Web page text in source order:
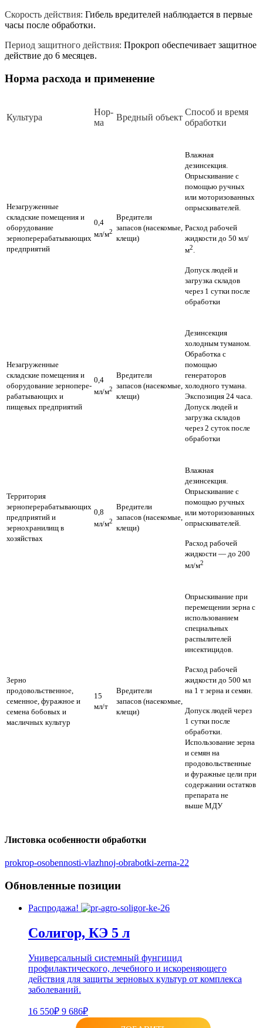
Скорость действия: Гибель вредителей наблюдается в первые
часы после обработки.
Период защитного действия: Прокроп обеспечивает защитное
действие до 6 месяцев.
Норма расхода и применение
Куль­ту­ра
Нор­
ма
Вред­ный объ­ект
Спо­соб и вре­мя
об­ра­бот­ки
Незагруженные
складские помещения и
оборудование
зерноперерабатывающих
предприятий
0,4
мл/м2
Вредители
запасов (насекомые,
клещи)
Влажная
дезинсекция.
Опрыскивание с
помощью ручных
или моторизованных
опрыскивателей.
Расход рабочей
жидкости до 50 мл/
м2
Допуск людей и
загрузка складов
через 1 сутки после
обработки
Незагруженные
складские помещения и
оборудование зернопере-
рабатывающих и
пищевых предприятий
0,4
мл/м2
Вредители
запасов (насекомые,
клещи)
Дезинсекция
холодным туманом.
Обработка с
помощью
генераторов
холодного тумана.
Экспозиция 24 часа.
Допуск людей и
загрузка складов
через 2 суток после
обработки
Территория
зерноперерабатывающих
предприятий и
зернохранилищ в
хозяйствах
0,8
мл/м2
Вредители
запасов (насекомые,
клещи)
Влажная
дезинсекция.
Опрыскивание с
помощью ручных
или моторизованных
опрыскивателей.
Расход рабочей
жидкости — до 200
мл/м2
Зерно
продовольственное,
семенное, фуражное и
семена бобовых и
масличных культур
15
мл/т
Вредители
запасов (насекомые,
клещи)
Опрыскивание при
перемещении зерна с
использованием
специальных
распылителей
инсектицидов.
Расход рабочей
жидкости до 500 мл
на 1 т зерна и семян.
Допуск людей через
1 сутки после
обработки.
Использование зерна
и семян на
продовольственные
и фуражные цели при
содержании остатков
препарата не
выше МДУ
Листовка особенности обработки
prokrop-osobennosti-vlazhnoj-obrabotki-zerna-22
Обновленные позиции
Распродажа!
Солигор, КЭ 5 л
Универсальный системный фунгицид
профилактического, лечебного и искореняющего
действия для защиты зерновых культур от комплекса
заболеваний.
16 550₽ 9 686₽